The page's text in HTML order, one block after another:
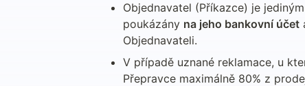
Objednavatel (Příkazce) je
poukázány na jeho bankovní účet
Objednavateli.
V případě uznané reklamace, u
Přepravce maximálně 80% z